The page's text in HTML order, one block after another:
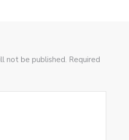
not be published. Required